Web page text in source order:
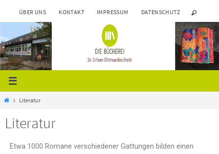
ÜBER UNS KONTAKT IMPRESSUM DATENSCHUTZ
Literatur
Literatur
Etwa 1000 Romane verschiedener Gattungen bilden einen